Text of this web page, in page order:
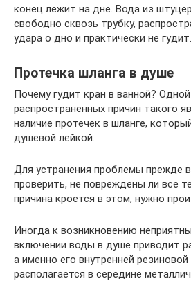
конец лежит на дне. Вода из
свободно сквозь трубку,
удара о дно и практически не гудит.
Протечка шланга в душе
Почему гудит кран в ванной?
распространенных причин такого
наличие протечек в шланге,
душевой лейкой.
Для устранения проблемы прежде
проверить, не повреждены ли все
причина кроется в этом, нужно
Иногда к возникновению
включении воды в душе приводит
а именно его внутренней
располагается в середине